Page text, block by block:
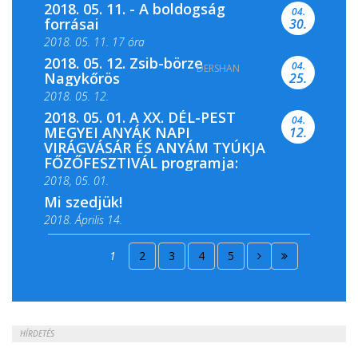
2018. 05. 11. - A boldogság
forrásai
2018. 05. 11. 17 óra
2018. 05. 11. 19 óra
04.
30.
2018. 05. 12. Zsib-börze
Nagykőrös
2018. 05. 12.
04.
25.
2018. 05. 01. A XX. DÉL-PEST
MEGYEI ANYÁK NAPI
VIRÁGVÁSÁR ÉS ANYÁM TYÚKJA
FŐZŐFESZTIVÁL programja:
2018, 05. 01.
04.
12.
Mi szedjük!
2018. Április 14.
2018. Április 15.
1 2 3 4 5
HÍRDETÉS
DERSHAN